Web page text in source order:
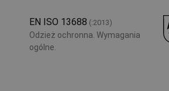
EN ISO 13688 (:2013)
Odzież ochronna. Wymagania
ogólne.